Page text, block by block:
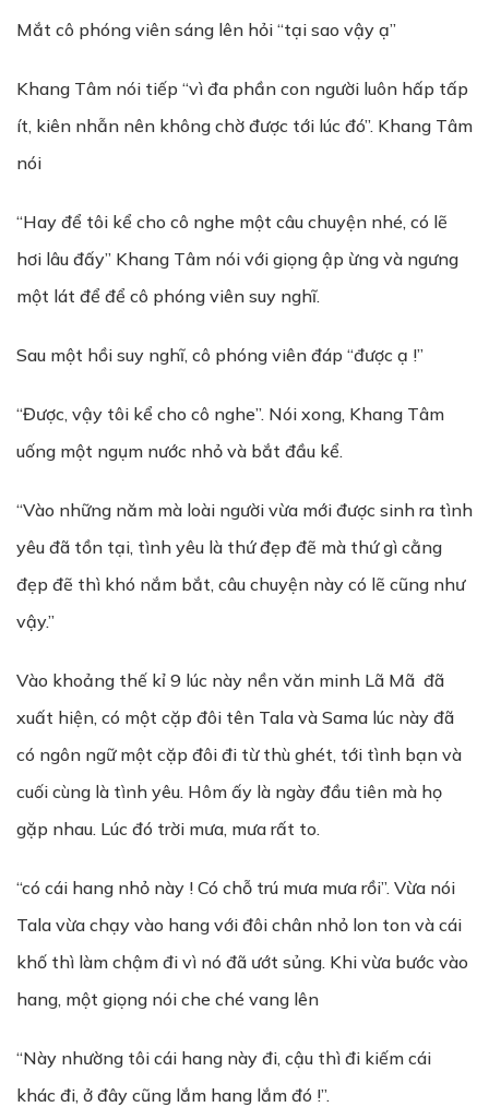
Mắt cô phóng viên sáng lên hỏi “tại sao vậy ạ”
Khang Tâm nói tiếp “vì đa phần con người luôn hấp tấp
ít, kiên nhẫn nên không chờ được tới lúc đó”. Khang Tâm
nói
“Hay để tôi kể cho cô nghe một câu chuyện nhé, có lẽ
hơi lâu đấy” Khang Tâm nói với giọng ập ừng và ngưng
một lát để để cô phóng viên suy nghĩ.
Sau một hồi suy nghĩ, cô phóng viên đáp “được ạ !”
“Được, vậy tôi kể cho cô nghe”. Nói xong, Khang Tâm
uống một ngụm nước nhỏ và bắt đầu kể.
“Vào những năm mà loài người vừa mới được sinh ra tình
yêu đã tồn tại, tình yêu là thứ đẹp đẽ mà thứ gì cằng
đẹp đẽ thì khó nắm bắt, câu chuyện này có lẽ cũng như
vậy.”
Vào khoảng thế kỉ 9 lúc này nền văn minh Lã Mã đã
xuất hiện, có một cặp đôi tên Tala và Sama lúc này đã
có ngôn ngữ một cặp đôi đi từ thù ghét, tới tình bạn và
cuối cùng là tình yêu. Hôm ấy là ngày đầu tiên mà họ
gặp nhau. Lúc đó trời mưa, mưa rất to.
“có cái hang nhỏ này ! Có chỗ trú mưa mưa rồi”. Vừa nói
Tala vừa chạy vào hang với đôi chân nhỏ lon ton và cái
khố thì làm chậm đi vì nó đã ướt sủng. Khi vừa bước vào
hang, một giọng nói che ché vang lên
“Này nhường tôi cái hang này đi, cậu thì đi kiếm cái
khác đi, ở đây cũng lắm hang lắm đó !”.